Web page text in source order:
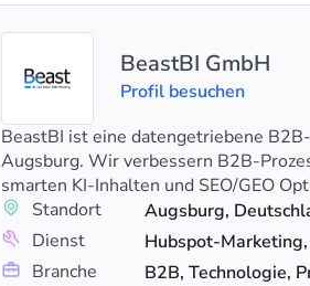
BeastBI GmbH
Profil besuchen
BeastBI ist eine datengetriebene
Augsburg. Wir verbessern B2B-
smarten KI-Inhalten und SEO/GEO
Standort
Augsburg,
Dienst
Branche
B2B, Technologie,